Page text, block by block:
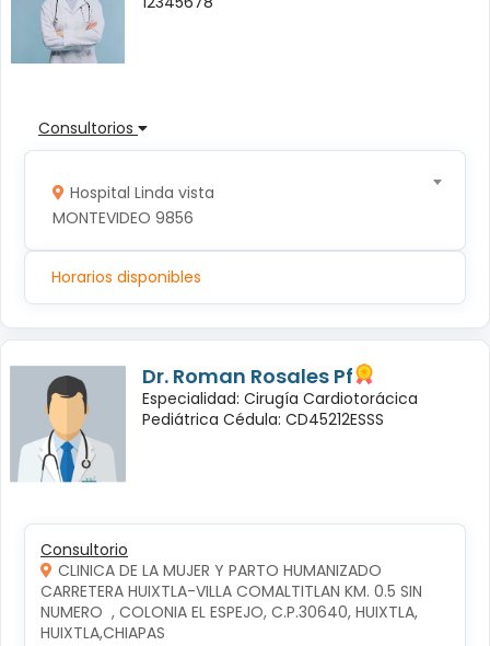
Consultorios
Hospital Linda vista
MONTEVIDEO 9856
Horarios disponibles
Dr. Roman Rosales Pf
Especialidad: Cirugía Cardiotorácica
Pediátrica Cédula: CD45212ESSS
Consultorio
CLINICA DE LA MUJER Y PARTO HUMANIZADO
CARRETERA HUIXTLA-VILLA COMALTITLAN KM. 0.5 SIN
NUMERO  , COLONIA EL ESPEJO, C.P.30640, HUIXTLA,
HUIXTLA,CHIAPAS